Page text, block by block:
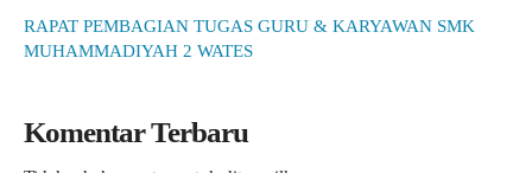
RAPAT PEMBAGIAN TUGAS GURU & KARYAWAN SMK
MUHAMMADIYAH 2 WATES
Komentar Terbaru